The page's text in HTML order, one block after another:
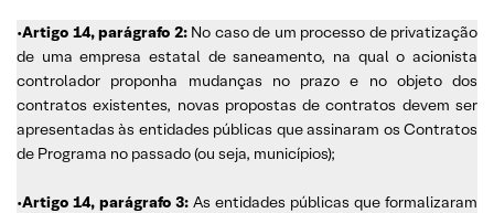
•Artigo 14, parágrafo 2: No caso de um processo de privatização
de uma empresa estatal de saneamento, na qual o acionista
controlador proponha mudanças no prazo e no objeto dos
contratos existentes, novas propostas de contratos devem ser
apresentadas às entidades públicas que assinaram os Contratos
de Programa no passado (ou seja, municípios);
•Artigo 14, parágrafo 3: As entidades públicas que formalizaram